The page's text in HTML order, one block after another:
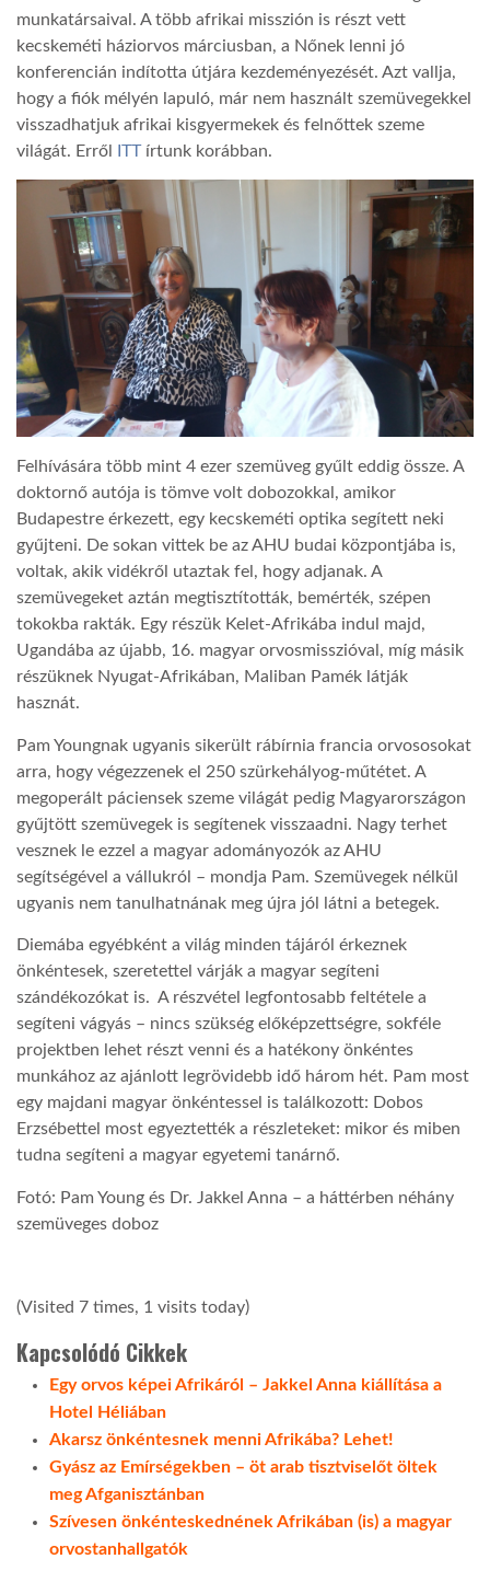
munkatársaival. A több afrikai misszión is részt vett
kecskeméti háziorvos márciusban, a Nőnek lenni jó
konferencián indította útjára kezdeményezését. Azt vallja,
hogy a fiók mélyén lapuló, már nem használt szemüvegekkel
visszadhatjuk afrikai kisgyermekek és felnőttek szeme
világát. Erről
ITTírtunk korábban.
Felhívására több mint 4 ezer szemüveg gyűlt eddig össze. A
doktornő autója is tömve volt dobozokkal, amikor
Budapestre érkezett, egy kecskeméti optika segített neki
gyűjteni. De sokan vittek be az AHU budai központjába is,
voltak, akik vidékről utaztak fel, hogy adjanak. A
szemüvegeket aztán megtisztították, bemérték, szépen
tokokba rakták. Egy részük Kelet-Afrikába indul majd,
Ugandába az újabb, 16. magyar orvosmisszióval, míg másik
részüknek Nyugat-Afrikában, Maliban Pamék látják
hasznát.
Pam Youngnak ugyanis sikerült rábírnia francia orvososokat
arra, hogy végezzenek el 250 szürkehályog-műtétet. A
megoperált páciensek szeme világát pedig Magyarországon
gyűjtött szemüvegek is segítenek visszaadni. Nagy terhet
vesznek le ezzel a magyar adományozók az AHU
segítségével a vállukról – mondja Pam. Szemüvegek nélkül
ugyanis nem tanulhatnának meg újra jól látni a betegek.
Diemába egyébként a világ minden tájáról érkeznek
önkéntesek, szeretettel várják a magyar segíteni
szándékozókat is. A részvétel legfontosabb feltétele a
segíteni vágyás – nincs szükség előképzettségre, sokféle
projektben lehet részt venni és a hatékony önkéntes
munkához az ajánlott legrövidebb idő három hét. Pam most
egy majdani magyar önkéntessel is találkozott: Dobos
Erzsébettel most egyeztették a részleteket: mikor és miben
tudna segíteni a magyar egyetemi tanárnő.
Fotó: Pam Young és Dr. Jakkel Anna – a háttérben néhány
szemüveges doboz
(Visited 7 times, 1 visits today)
Kapcsolódó Cikkek
Egy orvos képei Afrikáról – Jakkel Anna kiállítása a
Hotel Héliában
Akarsz önkéntesnek menni Afrikába? Lehet!
Gyász az Emírségekben – öt arab tisztviselőt öltek
meg Afganisztánban
Szívesen önkénteskednének Afrikában (is) a magyar
orvostanhallgatók